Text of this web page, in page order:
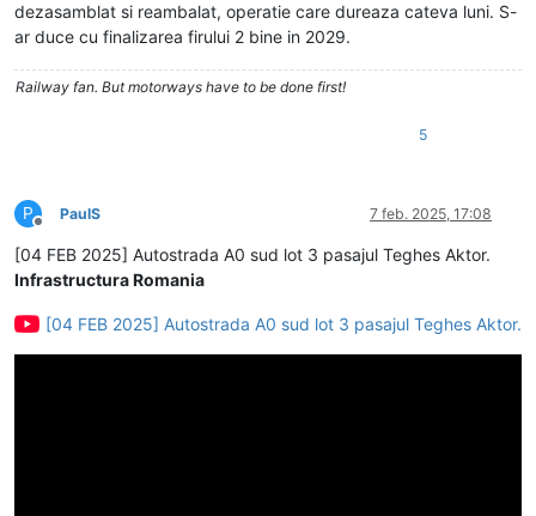
dezasamblat si reambalat, operatie care dureaza cateva luni. S-
ar duce cu finalizarea firului 2 bine in 2029.
Railway fan. But motorways have to be done first!
5
P
Deconectat
PaulS 7 feb. 2025, 17:08
[04 FEB 2025] Autostrada A0 sud lot 3 pasajul Teghes Aktor.
Infrastructura Romania
[04 FEB 2025] Autostrada A0 sud lot 3 pasajul Teghes Aktor.